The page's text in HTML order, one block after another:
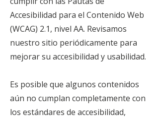
Accesibilidad para el Contenido Web
(WCAG) 2.1, nivel AA. Revisamos
nuestro sitio periódicamente para
mejorar su accesibilidad y usabilidad.
Es posible que algunos contenidos
aún no cumplan completamente con
los estándares de accesibilidad,